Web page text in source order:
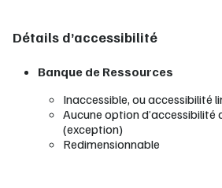
Détails d’accessibilité
Banque de Ressources
Inaccessible, ou accessibilité
Aucune option
(exception)
Redimensionnable